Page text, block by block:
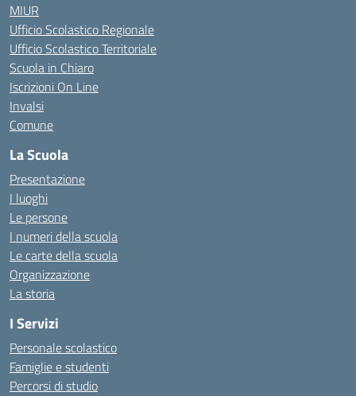
MIUR
Ufficio Scolastico Regionale
Ufficio Scolastico Territoriale
Scuola in Chiaro
Iscrizioni On Line
Invalsi
Comune
La Scuola
Presentazione
I luoghi
Le persone
I numeri della scuola
Le carte della scuola
Organizzazione
La storia
I Servizi
Personale scolastico
Famiglie e studenti
Percorsi di studio